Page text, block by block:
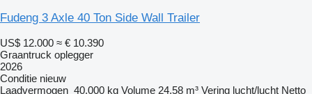
Fudeng 3 Axle 40 Ton Side Wall Trailer
US$ 12.000 ≈ € 10.390
Graantruck oplegger
2026
Conditie nieuw
Laadvermogen 40.000 kg Volume 24,58 m³ Vering lucht/lucht Netto